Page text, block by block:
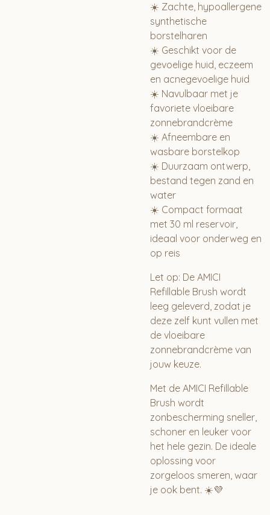
☀️ Zachte, hypoallergene
synthetische
borstelharen
☀️ Geschikt voor de
gevoelige huid, eczeem
en acnegevoelige huid
☀️ Navulbaar met je
favoriete vloeibare
zonnebrandcrème
☀️ Afneembare en
wasbare borstelkop
☀️ Duurzaam ontwerp,
bestand tegen zand en
water
☀️ Compact formaat
met 30 ml reservoir,
ideaal voor onderweg en
op reis
Let op: De AMICI
Refillable Brush wordt
leeg geleverd, zodat je
deze zelf kunt vullen met
de vloeibare
zonnebrandcrème van
jouw keuze.
Met de AMICI Refillable
Brush wordt
zonbescherming sneller,
schoner en leuker voor
het hele gezin. De ideale
oplossing voor
zorgeloos smeren, waar
je ook bent. ☀️💜